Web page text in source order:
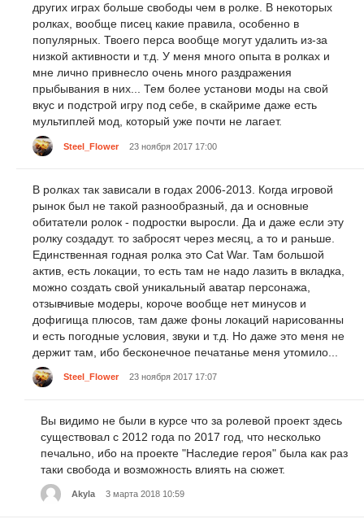
других играх больше свободы чем в ролке. В некоторых
ролках, вообще писец какие правила, особенно в
популярных. Твоего перса вообще могут удалить из-за
низкой активности и т.д. У меня много опыта в ролках и
мне лично привнесло очень много раздражения
прыбывания в них... Тем более установи моды на свой
вкус и подстрой игру под себе, в скайриме даже есть
мультиплей мод, который уже почти не лагает.
Steel_Flower 23 ноября 2017 17:00
В ролках так зависали в годах 2006-2013. Когда игровой
рынок был не такой разнообразный, да и основные
обитатели ролок - подростки выросли. Да и даже если эту
ролку создадут. то забросят через месяц, а то и раньше.
Единственная годная ролка это Cat War. Там большой
актив, есть локации, то есть там не надо лазить в вкладка,
можно создать свой уникальный аватар персонажа,
отзывчивые модеры, короче вообще нет минусов и
дофигища плюсов, там даже фоны локаций нарисованны
и есть погодные условия, звуки и т.д. Но даже это меня не
держит там, ибо бесконечное печатанье меня утомило...
Steel_Flower 23 ноября 2017 17:07
Вы видимо не были в курсе что за ролевой проект здесь
существовал с 2012 года по 2017 год, что несколько
печально, ибо на проекте "Наследие героя" была как раз
таки свобода и возможность влиять на сюжет.
Akyla 3 марта 2018 10:59